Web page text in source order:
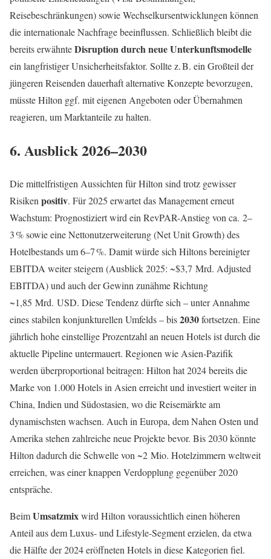
Reisebeschränkungen) sowie Wechselkursentwicklungen können
die internationale Nachfrage beeinflussen. Schließlich bleibt die
bereits erwähnteDisruption durch neue Unterkunftsmodelle
ein langfristiger Unsicherheitsfaktor. Sollte z. B. ein Großteil der
jüngeren Reisenden dauerhaft alternative Konzepte bevorzugen,
müsste Hilton ggf. mit eigenen Angeboten oder Übernahmen
reagieren, um Marktanteile zu halten.
6. Ausblick 2026–2030
Die mittelfristigen Aussichten für Hilton sind trotz gewisser
Risiken positiv. Für 2025 erwartet das Management erneut
Wachstum: Prognostiziert wird ein RevPAR-Anstieg von ca. 2–
3 % sowie eine Nettonutzerweiterung (Net Unit Growth) des
Hotelbestands um 6–7 %. Damit würde sich Hiltons bereinigter
EBITDA weiter steigern (Ausblick 2025: ~$3,7 Mrd. Adjusted
EBITDA) und auch der Gewinn zunähme Richtung
~1,85 Mrd. USD. Diese Tendenz dürfte sich – unter Annahme
eines stabilen konjunkturellen Umfelds – bis2030fortsetzen. Eine
jährlich hohe einstellige Prozentzahl an neuen Hotels ist durch die
aktuelle Pipeline untermauert. Regionen wie Asien-Pazifik
werden überproportional beitragen: Hilton hat 2024 bereits die
Marke von 1.000 Hotels in Asien erreicht und investiert weiter in
China, Indien und Südostasien, wo die Reisemärkte am
dynamischsten wachsen. Auch in Europa, dem Nahen Osten und
Amerika stehen zahlreiche neue Projekte bevor. Bis 2030 könnte
Hilton dadurch die Schwelle von ~2 Mio. Hotelzimmern weltweit
erreichen, was einer knappen Verdopplung gegenüber 2020
entspräche.
BeimUmsatzmixwird Hilton voraussichtlich einen höheren
Anteil aus dem Luxus- und Lifestyle-Segment erzielen, da etwa
die Hälfte der 2024 eröffneten Hotels in diese Kategorien fiel.